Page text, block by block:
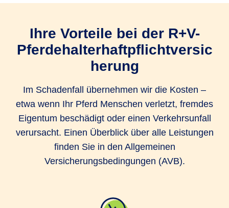
Ihre Vorteile bei der R+V-
Pferdehalterhaftpflichtversic
herung
Im Schadenfall übernehmen wir die Kosten –
etwa wenn Ihr Pferd Menschen verletzt, fremdes
Eigentum beschädigt oder einen Verkehrsunfall
verursacht. Einen Überblick über alle Leistungen
finden Sie in den Allgemeinen
Versicherungsbedingungen (AVB).